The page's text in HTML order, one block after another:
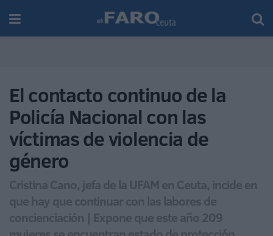
El contacto continuo de la
Policía Nacional con las
víctimas de violencia de
género
Cristina Cano, jefa de la UFAM en Ceuta, incide en
que hay que continuar con las labores de
concienciación | Expone que este año 209